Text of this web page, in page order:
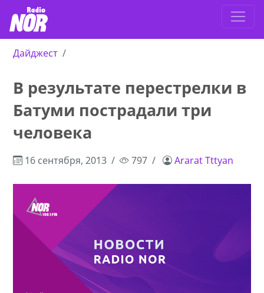
Дайджест
В результате перестрелки в
Батуми пострадали три
человека
16 сентября, 2013 797 Ararat Tttyan